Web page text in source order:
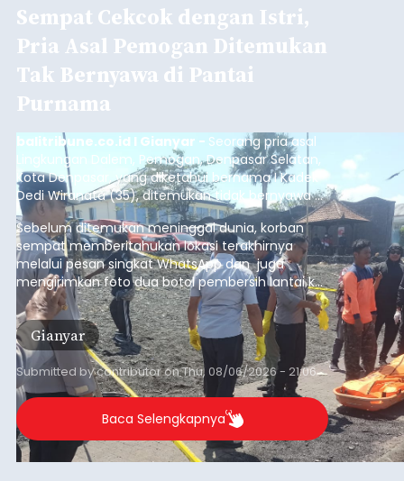
Sempat Cekcok dengan Istri,
Pria Asal Pemogan Ditemukan
Tak Bernyawa di Pantai
Purnama
balitribune.co.id I Gianyar - Seorang pria asal
Lingkungan Dalem, Pemogan, Denpasar Selatan,
Kota Denpasar, yang diketahui bernama I Kadek
Dedi Wiranata (35), ditemukan tidak bernyawa di
pesisir Pantai Purnama, Sukawati.
Sebelum ditemukan meninggal dunia, korban
sempat memberitahukan lokasi terakhirnya
melalui pesan singkat WhatsApp dan juga
mengirimkan foto dua botol pembersih lantai ke
istrinya.
Gianyar
Submitted bycontributoronThu, 08/06/2026 - 21:06
Baca Selengkapnya